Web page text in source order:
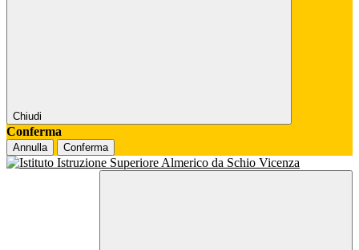
Chiudi
Conferma
Annulla Conferma